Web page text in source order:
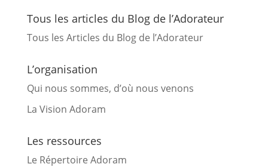
Tous les articles du Blog de l’Adorateur
Tous les Articles du Blog de l’Adorateur
L’organisation
Qui nous sommes, d’où nous venons
La Vision Adoram
Les ressources
Le Répertoire Adoram